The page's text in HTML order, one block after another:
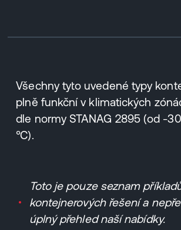
Všechny tyto uvedené typy
plně funkční v klimatických
dle normy STANAG 2895 (od -
°C).
Toto je pouze seznam
kontejnerových řešení a
úplný přehled naší nabídky.